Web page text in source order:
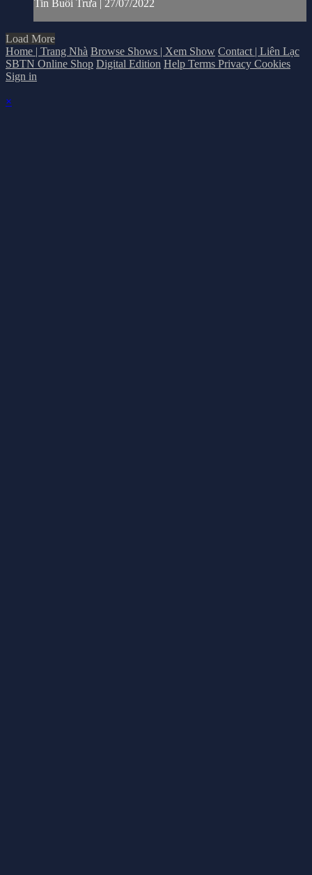
Tin Buổi Trưa | 27/07/2022
Load More
Home | Trang Nhà Browse Shows | Xem Show Contact | Liên Lạc
SBTN Online Shop Digital Edition Help Terms Privacy Cookies
Sign in
×